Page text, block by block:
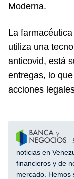
Moderna.
La
utiliza una
anticovid, está
entregas, lo
acciones
noticias en
financieros y de
mercado. Hemos